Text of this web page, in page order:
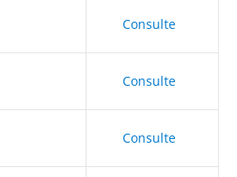
Consulte
Consulte
Consulte